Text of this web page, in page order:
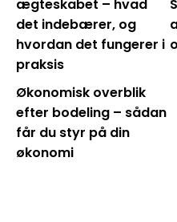
ægteskabet – hvad
det indebærer, og
hvordan det fungerer i
praksis
Økonomisk overblik
efter bodeling – sådan
får du styr på din
økonomi